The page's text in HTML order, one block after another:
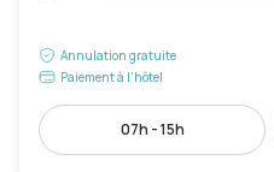
Annulation gratuite
Paiement à l'hôtel
07h - 15h